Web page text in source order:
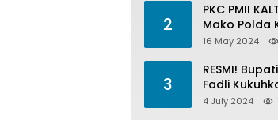
2
PKC PMII
Mako Polda
Lubang
16 May 2024
3
RESMI!
Fadli
LAP 2024-
4 July 2024